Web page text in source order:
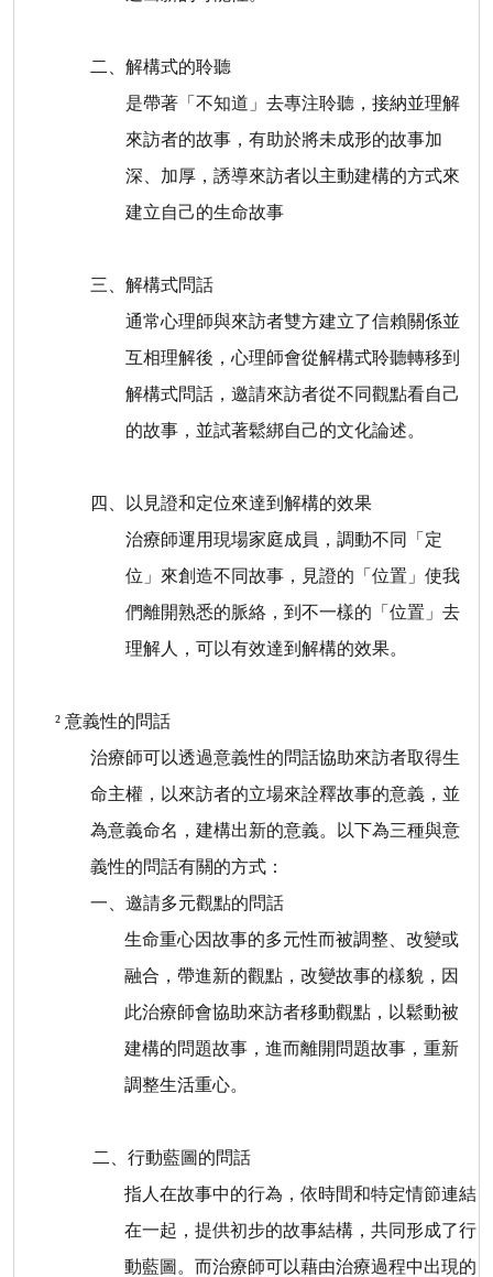
二、 解構式的聆聽
是帶著「不知道」去專注聆聽，接納並理解
來訪者的故事，有助於將未成形的故事加
深、加厚，誘導來訪者以主動建構的方式來
建立自己的生命故事
三、 解構式問話
通常心理師與來訪者雙方建立了信賴關係並
互相理解後，心理師會從解構式聆聽轉移到
解構式問話，邀請來訪者從不同觀點看自己
的故事，並試著鬆綁自己的文化論述。
四、
以見證和定位來達到解構的效果
治療師運用現場家庭成員，調動不同「定
位」來創造不同故事，見證的「位置」使我
們離開熟悉的脈絡，到不一樣的「位置」去
理解人，可以有效達到解構的效果。
² 意義性的問話
治療師可以透過意義性的問話協助來訪者取得生
命主權，以來訪者的立場來詮釋故事的意義，並
為意義命名，建構出新的意義。以下為三種與意
義性的問話有關的方式：
一、邀請多元觀點的問話
生命重心因故事的多元性而被調整、改變或
融合，帶進新的觀點，改變故事的樣貌，因
此治療師會協助來訪者移動觀點，以鬆動被
建構的問題故事，進而離開問題故事，重新
調整生活重心。
二、行動藍圖的問話
指人在故事中的行為，依時間和特定情節連結
在一起，提供初步的故事結構，共同形成了行
動藍圖。而治療師可以藉由治療過程中出現的